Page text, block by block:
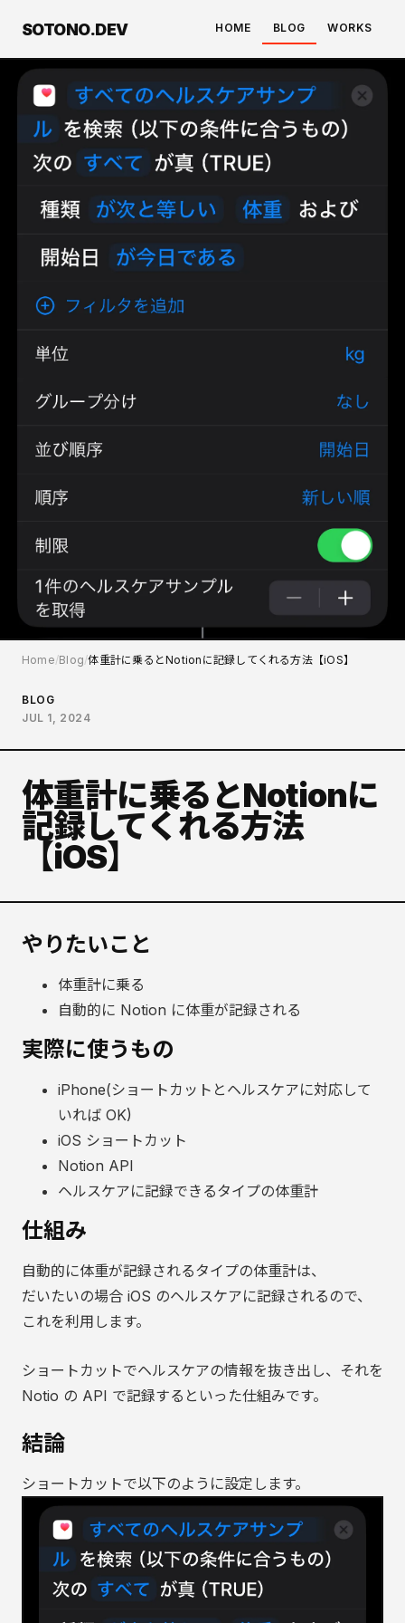
SOTONO.DEV HOME BLOG WORKS
Home Blog 体重計に乗るとNotionに記録してくれる方法【iOS】
BLOG
JUL 1, 2024
体重計に乗るとNotionに
記録してくれる方法
【iOS】
やりたいこと
体重計に乗る
自動的に Notion に体重が記録される
実際に使うもの
iPhone(ショートカットとヘルスケアに対応して
いれば OK)
iOS ショートカット
Notion API
ヘルスケアに記録できるタイプの体重計
仕組み
自動的に体重が記録されるタイプの体重計は、
だいたいの場合 iOS のヘルスケアに記録されるので、
これを利用します。
ショートカットでヘルスケアの情報を抜き出し、それを
Notio の API で記録するといった仕組みです。
結論
ショートカットで以下のように設定します。